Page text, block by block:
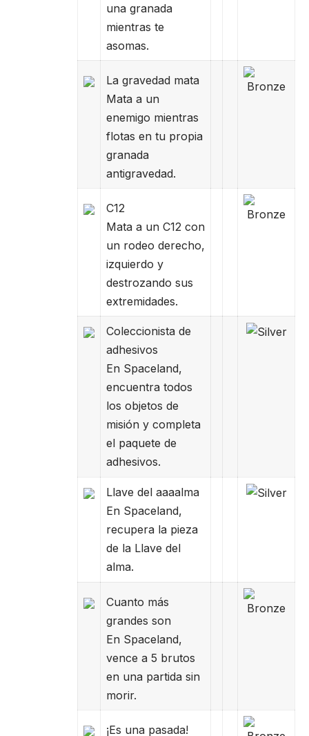
una granada
mientras te
asomas.
La gravedad mata
Mata a un
enemigo mientras
flotas en tu propia
granada
antigravedad.
C12
Mata a un C12 con
un rodeo derecho,
izquierdo y
destrozando sus
extremidades.
Coleccionista de
adhesivos
En Spaceland,
encuentra todos
los objetos de
misión y completa
el paquete de
adhesivos.
Llave del aaaalma
En Spaceland,
recupera la pieza
de la Llave del
alma.
Cuanto más
grandes son
En Spaceland,
vence a 5 brutos
en una partida sin
morir.
¡Es una pasada!